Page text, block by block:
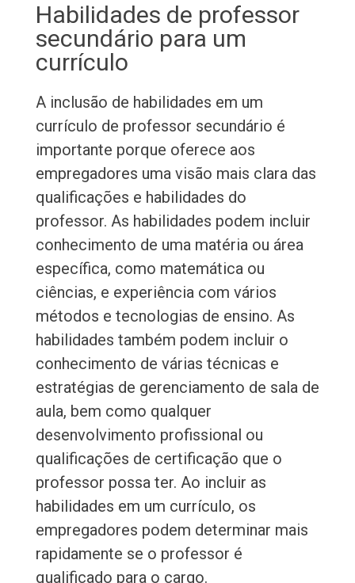
Habilidades de professor
secundário para um
currículo
A inclusão de habilidades em um
currículo de professor secundário é
importante porque oferece aos
empregadores uma visão mais clara das
qualificações e habilidades do
professor. As habilidades podem incluir
conhecimento de uma matéria ou área
específica, como matemática ou
ciências, e experiência com vários
métodos e tecnologias de ensino. As
habilidades também podem incluir o
conhecimento de várias técnicas e
estratégias de gerenciamento de sala de
aula, bem como qualquer
desenvolvimento profissional ou
qualificações de certificação que o
professor possa ter. Ao incluir as
habilidades em um currículo, os
empregadores podem determinar mais
rapidamente se o professor é
qualificado para o cargo.